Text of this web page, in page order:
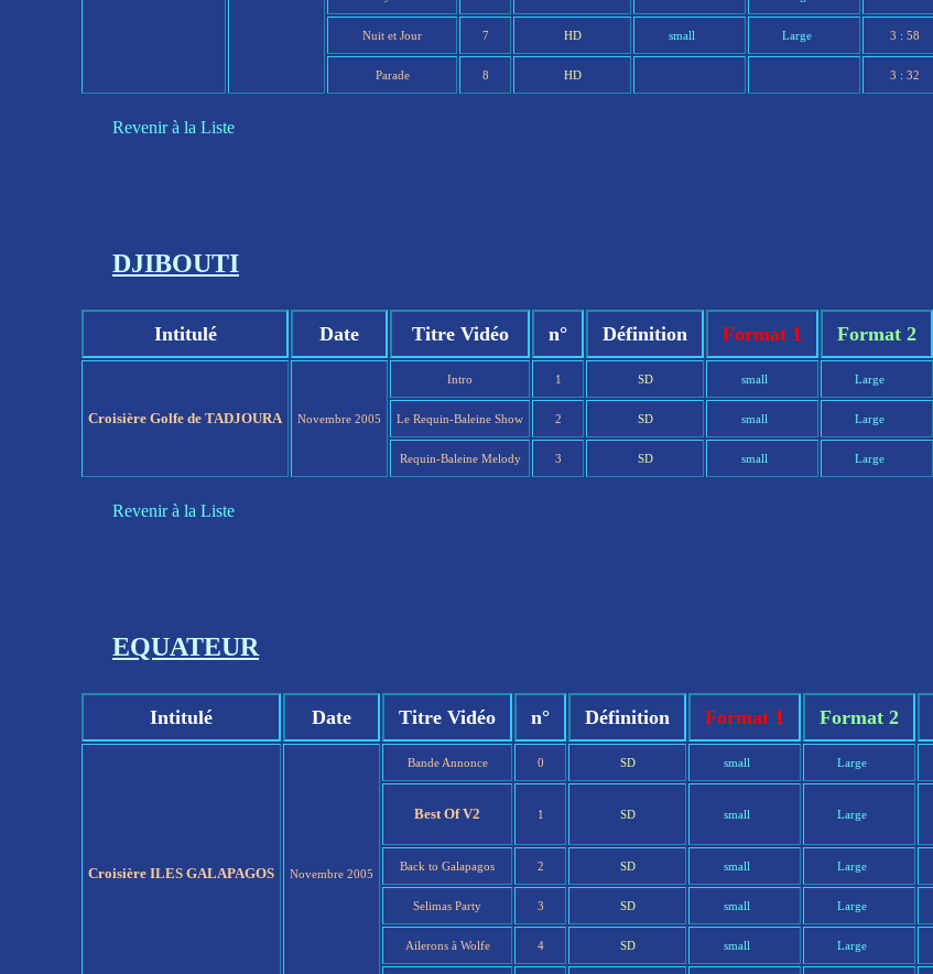
Nuit et Jour 7 HD small Large 3 : 58
Parade 8 HD 3 : 32
Revenir à la Liste
DJIBOUTI
Intitulé Date Titre Vidéo n° Définition Format 1 Format 2
Croisière Golfe de TADJOURA Novembre 2005
Intro 1 SD small Large
Le Requin-Baleine Show 2 SD small Large
Requin-Baleine Melody 3 SD small Large
Revenir à la Liste
EQUATEUR
Intitulé Date Titre Vidéo n° Définition Format 1 Format 2
Croisière ILES GALAPAGOS Novembre 2005
Bande Annonce 0 SD small Large
Best Of V2 1 SD small Large
Back to Galapagos 2 SD small Large
Selimas Party 3 SD small Large
Ailerons à Wolfe 4 SD small Large